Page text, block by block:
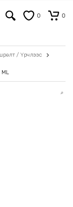
0 0
/ Үрчлээс
ML